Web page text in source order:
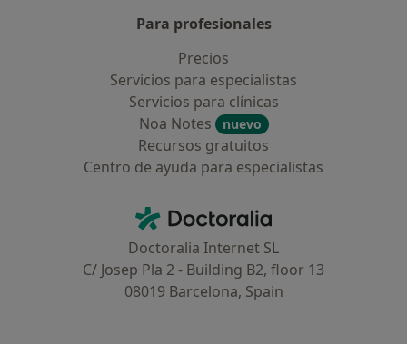
Para profesionales
Precios
Servicios para especialistas
Servicios para clínicas
Noa Notes
nuevo
Recursos gratuitos
Centro de ayuda para especialistas
Doctoralia - Página de inicio
Doctoralia Internet SL
C/ Josep Pla 2 - Building B2, floor 13
08019 Barcelona, Spain